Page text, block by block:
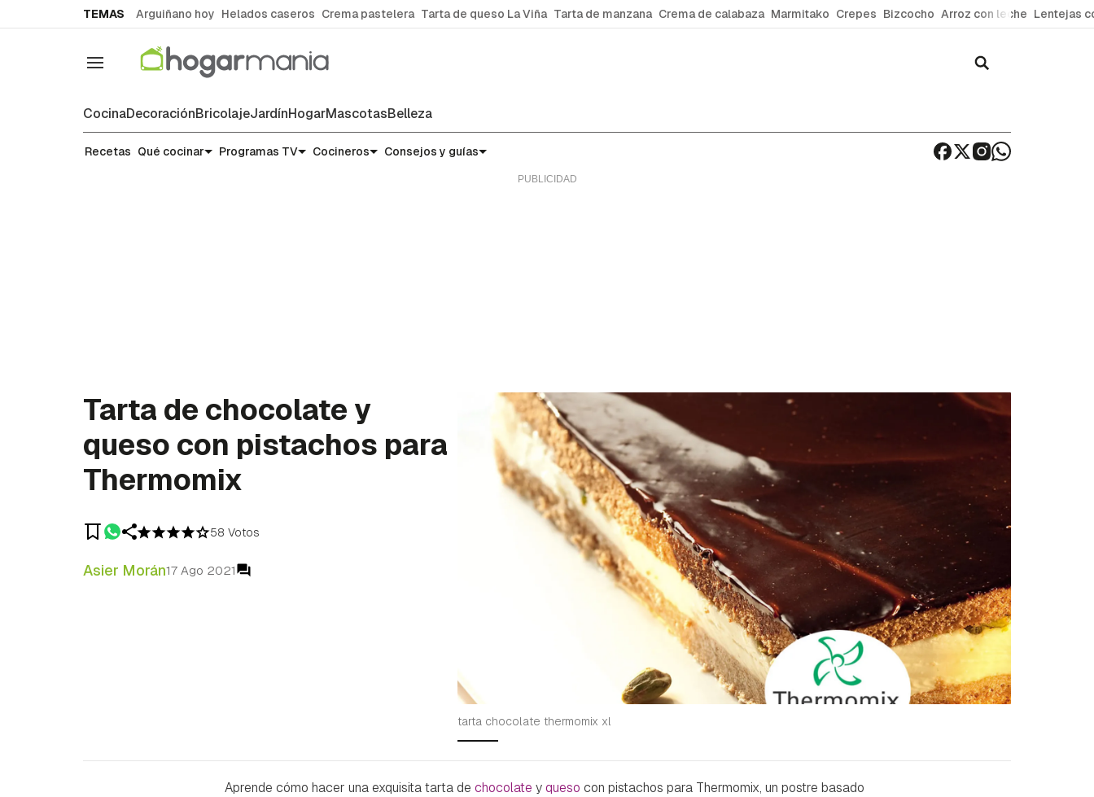
TEMAS Arguiñano hoy Helados caseros Crema pastelera Tarta de queso La Viña Tarta de manzana Crema de calabaza Marmitako Crepes Bizcocho Arroz con leche Lentejas
Navegación
CocinaDecoraciónBricolajeJardínHogarMascotasBelleza
Recetas
Recetas Qué cocinar Programas TV Cocineros Consejos y guías
Tarta de chocolate y
queso con pistachos para
Thermomix
58 Votos
Asier Morán17 Ago 2021
tarta chocolate thermomix xl
Aprende cómo hacer una exquisita tarta de chocolate yqueso con pistachos para Thermomix, un postre basado